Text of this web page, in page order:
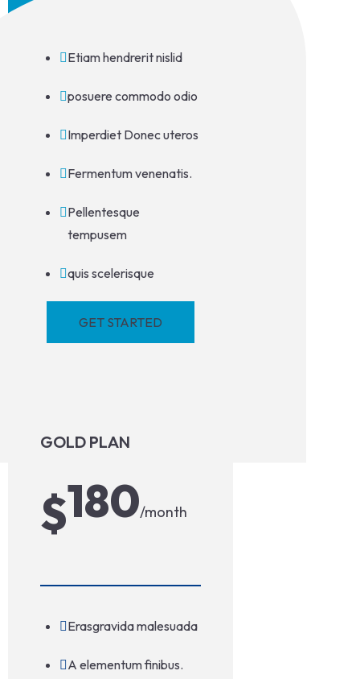
Etiam hendrerit nislid
posuere commodo odio
Imperdiet Donec uteros
Fermentum venenatis.
Pellentesque
tempusem
quis scelerisque
GET STARTED
GOLD PLAN
$180/month
Erasgravida malesuada
A elementum finibus.